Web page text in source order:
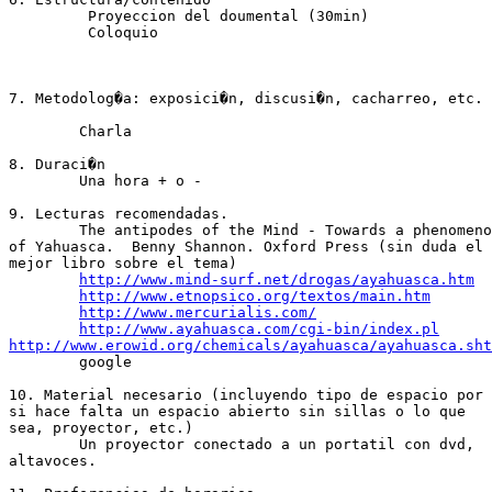
         Proyeccion del doumental (30min)
         Coloquio
7. Metodolog�a: exposici�n, discusi�n, cacharreo, etc.
8. Duraci�n
9. Lecturas recomendadas.
of Yahuasca.  Benny Shannon. Oxford Press (sin duda el
mejor libro sobre el tema)
http://www.mind-surf.net/drogas/ayahuasca.htm
http://www.etnopsico.org/textos/main.htm
http://www.mercurialis.com/
http://www.ayahuasca.com/cgi-bin/index.pl
http://www.erowid.org/chemicals/ayahuasca/
google
10. Material necesario (incluyendo tipo de espacio por
si hace falta un espacio abierto sin sillas o lo que
sea, proyector, etc.)
altavoces.